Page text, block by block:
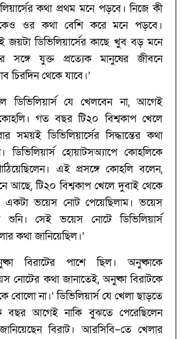
কথা প্রথম মনে পড়বে। নিজে কী
ওর কথা বেশি করে মনে পড়বে।
জয়টা ডিভিলিয়ার্সের কাছে খুব বড় মনে
সঙ্গে যুক্ত প্রত্যেক মানুষের জীবনে
চিরদিন থেকে যাবে।’‌
ডিভিলিয়ার্স যে খেলবেন না, আগেই
গত বছর টি২০ বিশ্বকাপ খেলে
সময়ই ডিভিলিয়ার্সের সিদ্ধান্তের কথা
ডিভিলিয়ার্স হোয়াটসঅ্যাপে কোহলিকে
এই প্রসঙ্গে কোহলি বলেন,
আছে, টি২০ বিশ্বকাপ খেলে দুবাই থেকে
একটা ভয়েস নোট পেয়েছিলাম। ভয়েস
সেই ভয়েস নোটে ডিভিলিয়ার্স
কথা জানিয়েছিল।’‌
বিরাটের পাশে ছিল। অনুষ্কাকে
নোটের কথা জানাতেই, অনুষ্কা বিরাটকে
বোলো না।’‌ ডিভিলিয়ার্স যে খেলা ছাড়তে
বছর আগেই নাকি বুঝতে পেরেছিলেন
বিরাট। আরসিবি–তে খেলার